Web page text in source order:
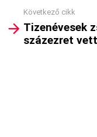
Következő cikk
Tizenévesek
százezret